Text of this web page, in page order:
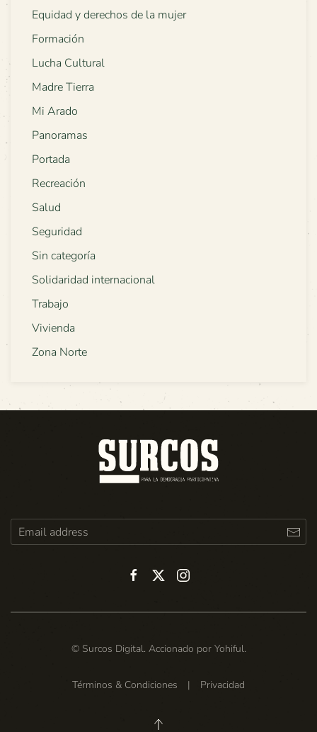
Equidad y derechos de la mujer
Formación
Lucha Cultural
Madre Tierra
Mi Arado
Panoramas
Portada
Recreación
Salud
Seguridad
Sin categoría
Solidaridad internacional
Trabajo
Vivienda
Zona Norte
© Surcos Digital. Accionado por Yohiful.
Términos & Condiciones | Privacidad